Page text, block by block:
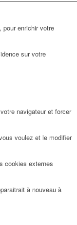
enrichir votre
sur votre
navigateur et forcer
voulez et le modifier
cookies externes
à nouveau à